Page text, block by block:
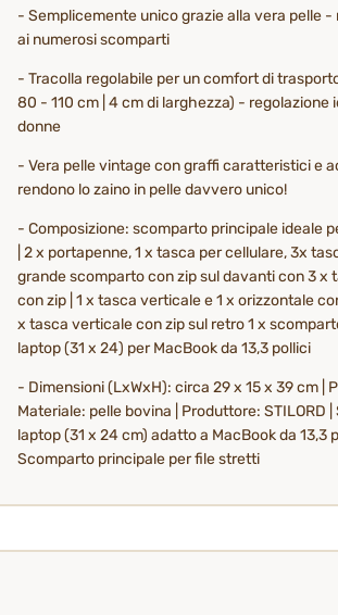
- Semplicemente unico grazie alla vera pelle -
ai numerosi scomparti
- Tracolla regolabile per un comfort di
80 - 110 cm | 4 cm di larghezza) - regolazione
donne
- Vera pelle vintage con graffi caratteristici e
rendono lo zaino in pelle davvero unico!
- Composizione: scomparto principale ideale
| 2 x portapenne, 1 x tasca per cellulare, 3x
grande scomparto con zip sul davanti con 3 x
con zip | 1 x tasca verticale e 1 x orizzontale
x tasca verticale con zip sul retro 1 x
laptop (31 x 24) per MacBook da 13,3 pollici
- Dimensioni (LxWxH): circa 29 x 15 x 39 cm |
Materiale: pelle bovina | Produttore: STILORD
laptop (31 x 24 cm) adatto a MacBook da 13,3
Scomparto principale per file stretti